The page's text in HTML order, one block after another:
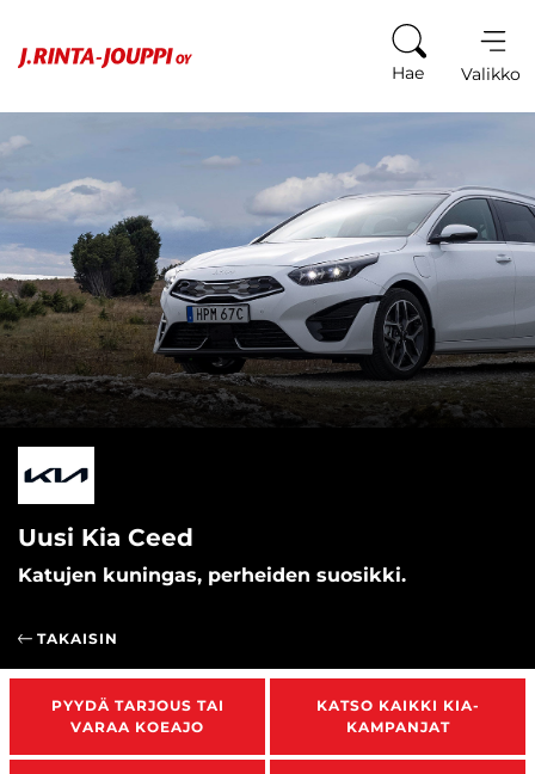
Hae Valikko
Uusi Kia Ceed
Katujen kuningas, perheiden suosikki.
TAKAISIN
PYYDÄ TARJOUS TAI
VARAA KOEAJO
KATSO KAIKKI KIA-
KAMPANJAT